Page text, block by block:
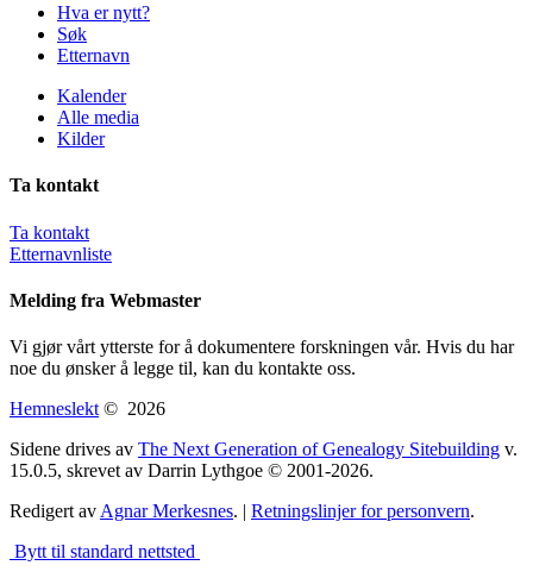
Hva er nytt?
Søk
Etternavn
Kalender
Alle media
Kilder
Ta kontakt
Ta kontakt
Etternavnliste
Melding fra Webmaster
Vi gjør vårt ytterste for å dokumentere forskningen vår. Hvis du har
noe du ønsker å legge til, kan du kontakte oss.
Hemneslekt © 2026
Sidene drives av The Next Generation of Genealogy Sitebuilding v.
15.0.5, skrevet av Darrin Lythgoe © 2001-2026.
Redigert av Agnar Merkesnes. | Retningslinjer for personvern.
Bytt til standard nettsted